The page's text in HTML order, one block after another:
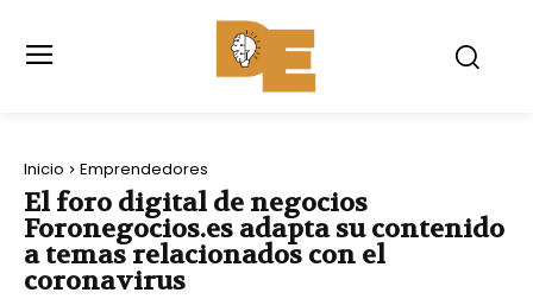
Inicio Emprendedores
El foro digital de negocios
Foronegocios.es adapta su contenido
a temas relacionados con el
coronavirus